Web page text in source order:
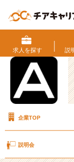
求人を探す 説
企業TOP
説明会